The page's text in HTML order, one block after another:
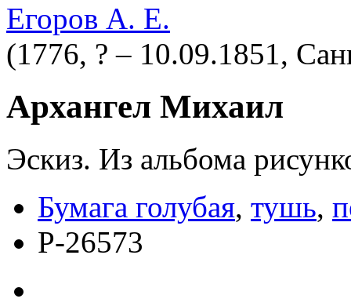
Егоров А. Е.
(1776, ? – 10.09.1851,
Архангел Михаил
Эскиз. Из альбома
Бумага голубая, тушь,
Р-26573